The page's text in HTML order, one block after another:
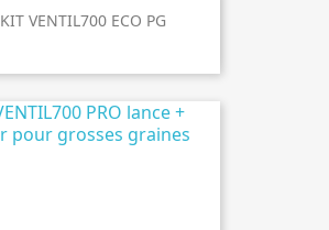
KIT VENTIL700 ECO PG